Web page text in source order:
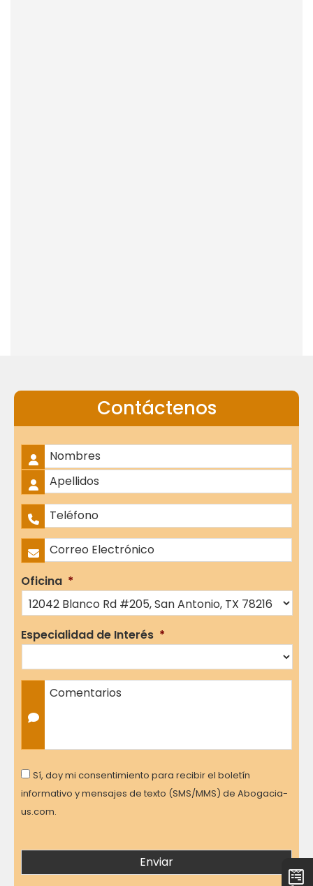
Contáctenos
Nombre Completo *
Nombres
Apellidos
Teléfono *
Correo Electrónico *
Oficina *
Especialidad de Interés *
Comentarios
Consent
Sí, doy mi consentimiento para recibir el boletín
informativo y mensajes de texto (SMS/MMS) de Abogacia-
us.com.